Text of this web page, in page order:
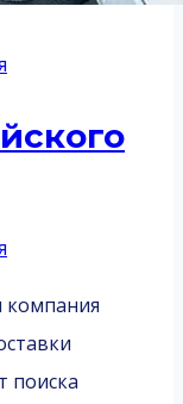
компания
поиска